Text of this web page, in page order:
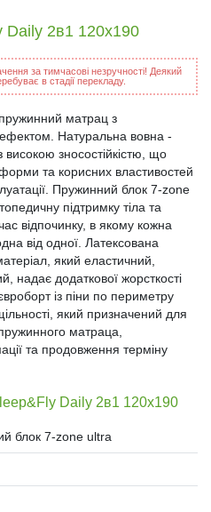
Daily 2в1 120x190
за тимчасові незручності! Деякий
в стадії перекладу.
матрац з
Натуральна вовна -
зносостійкістю, що
та корисних властивостей
Пружинний блок 7-zone
підтримку тіла та
відпочинку, в якому кожна
від одної. Латексована
який еластичний,
надає додаткової жорсткості
із піни по периметру
який призначений для
матраца,
та продовження терміну
Daily 2в1 120x190
блок 7-zone ultra